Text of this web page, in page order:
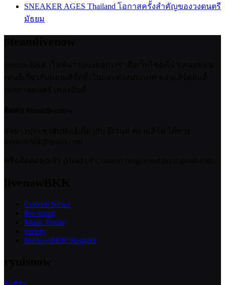
SNEAKER AGES Thailand โอกาสครั้งสำคัญของวงดนตรี
มัธยม
Concert News
live recap
Music Radar
variety
livenowBKK blogspot